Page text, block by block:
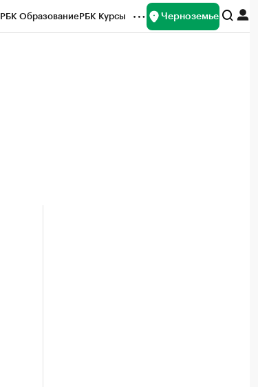
РБК ОбразованиеРБК Курсы Черноземье